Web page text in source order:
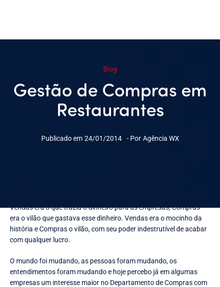
Blog
Gestão de Compras em
Restaurantes
Publicado em 24/01/2014 - Por Agência WX
Vendas era o que trazia o dinheiro para as empresas, Compras
era o vilão que gastava esse dinheiro. Vendas era o mocinho da
história e Compras o vilão, com seu poder indestrutível de acabar
com qualquer lucro.
O mundo foi mudando, as pessoas foram mudando, os
entendimentos foram mudando e hoje percebo já em algumas
empresas um interesse maior no Departamento de Compras com